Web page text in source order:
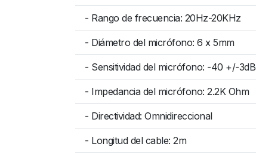
- Rango de frecuencia: 20Hz-20KHz
- Diámetro del micrófono: 6 x 5mm
- Sensitividad del micrófono: -40 +/-3dB
- Impedancia del micrófono: 2.2K Ohm
- Directividad: Omnidireccional
- Longitud del cable: 2m